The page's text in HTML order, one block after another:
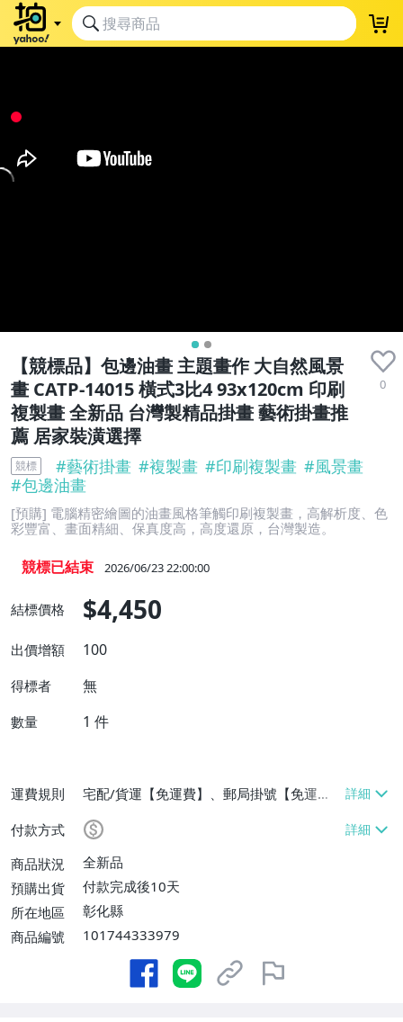
【競標品】包邊油畫 主題畫作 大自然風景
畫 CATP-14015 橫式3比4 93x120cm 印刷
複製畫 全新品 台灣製精品掛畫 藝術掛畫推
薦 居家裝潢選擇
0
競標 #藝術掛畫 #複製畫 #印刷複製畫 #風景畫
#包邊油畫
[預購] 電腦精密繪圖的油畫風格筆觸印刷複製畫，高解析度、色
彩豐富、畫面精細、保真度高，高度還原，台灣製造。
競標已結束 2026/06/23 22:00:00
結標價格 $4,450
出價增額 100
得標者 無
數量 1 件
運費規則
宅配/貨運【免運費】、郵局掛號【免運
付款方式
商品狀況
全新品
預購出貨
付款完成後10天
所在地區
彰化縣
商品編號
101744333979